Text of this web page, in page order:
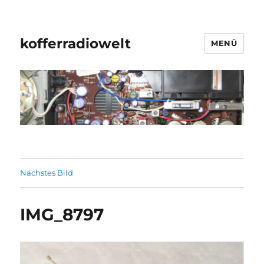
kofferradiowelt MENÜ
Nächstes Bild
IMG_8797